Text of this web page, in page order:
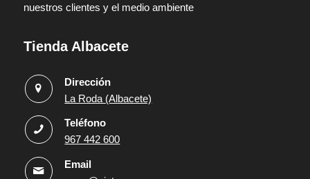
nuestros clientes y el medio ambiente
Tienda Albacete
Dirección
La Roda (Albacete)
Teléfono
967 442 600
Email